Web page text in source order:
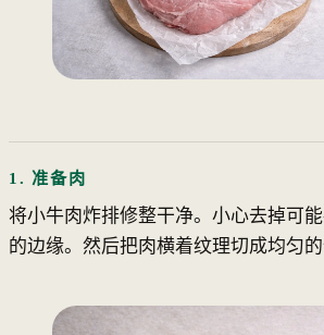
1. 准备肉
将小牛肉炸排修整干净。小心去掉可
的边缘。然后把肉横着纹理切成均匀的